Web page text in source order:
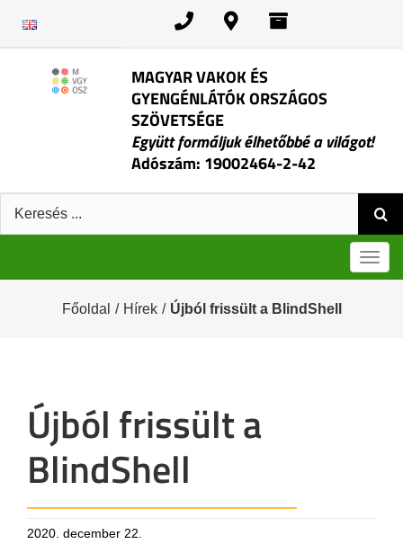
MAGYAR VAKOK ÉS
GYENGÉNLÁTÓK ORSZÁGOS
SZÖVETSÉGE
Együtt formáljuk élhetőbbé a világot!
Adószám: 19002464-2-42
Keresés:
Főoldal / Hírek / Újból frissült a BlindShell
Újból frissült a
BlindShell
2020. december 22.